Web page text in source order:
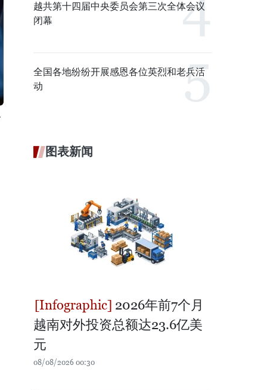
越共第十四届中央委员会第三次全体会议
闭幕
全国各地纷纷开展感恩各位英烈和老兵活
动
图表新闻
2026年前7个月
越南对外投资总额达23.6亿美
元
08/08/2026 00:30